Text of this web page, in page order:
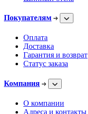
Покупателям
Оплата
Доставка
Гарантия и возврат
Статус заказа
Компания
О компании
Адреса и контакты